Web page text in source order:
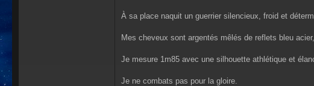
À sa place naquit un guerrier silencieux, froid et
Mes cheveux sont argentés mêlés de reflets bleu
Je mesure 1m85 avec une silhouette athlétique et
Je ne combats pas pour la gloire.